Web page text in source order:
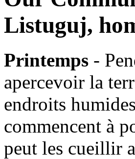
Listuguj,
Printemps -
apercevoir la
endroits
commencent à
peut les cueillir